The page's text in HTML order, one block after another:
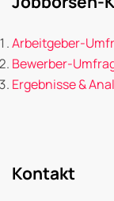
Arbeitgeber-
Bewerber-
Ergebnisse &
Kontakt